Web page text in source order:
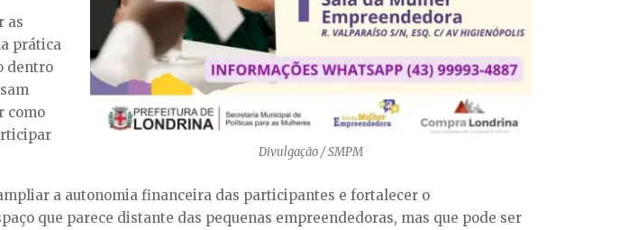
Divulgação / SMPM
as
prática
dentro
como
a autonomia financeira das participantes e fortalecer o
que parece distante das pequenas empreendedoras, mas que pode ser